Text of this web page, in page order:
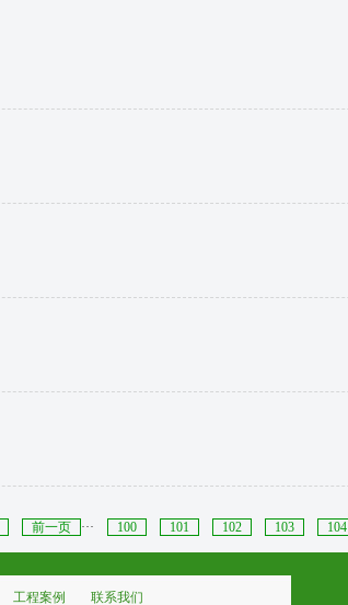
前一页 ··· 100 101 102 103 104
工程案例 联系我们